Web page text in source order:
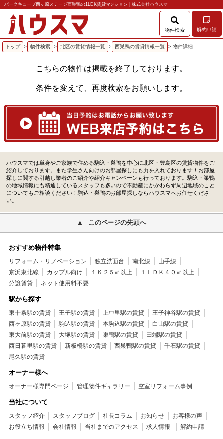
パークキューブ西ヶ原ステージ西巣鴨の1LDK賃貸マンション | 株式会社ハウスマ
物件検索 解約申請
トップ > 物件検索 > 北区の賃貸情報一覧 > 西巣鴨の賃貸情報一覧 > 物件詳細
こちらの物件は掲載を終了しております。
条件を変えて、再度検索をお願いします。
ハウスマでは単身やご家族で住める駒込・巣鴨を中心に北区・豊島区の賃貸物件をご
紹介しております。また学生さん向けのお部屋探しにも力を入れております！お部屋
探しに関する引越し業者のご紹介や紹介キャンペーンも行っております。駒込・巣鴨
の地域情報にも精通しているスタッフも多いので不動産にかかわらず周辺地域のこと
についてもご相談ください！駒込・巣鴨のお部屋探しならハウスマへお任せくださ
い。
このページの先頭へ
おすすめ物件特集
リフォーム・リノベーション 独立洗面台 南北線
山手線
京浜東北線
カップル向け １Ｋ２５㎡以上
１ＬＤＫ４０㎡以上
分譲賃貸
ネット使用料不要
駅から探す
東十条駅の賃貸 王子駅の賃貸 上中里駅の賃貸
王子神谷駅の賃貸
西ヶ原駅の賃貸
駒込駅の賃貸 本駒込駅の賃貸
白山駅の賃貸
東大前駅の賃貸
大塚駅の賃貸 巣鴨駅の賃貸
田端駅の賃貸
西日暮里駅の賃貸
新板橋駅の賃貸 西巣鴨駅の賃貸
千石駅の賃貸
尾久駅の賃貸
オーナー様へ
オーナー様専門ページ 管理物件ギャラリー 空室リフォーム事例
当社について
スタッフ紹介 スタッフブログ 社長コラム お知らせ
お客様の声
お役立ち情報
会社情報 当社までのアクセス 求人情報 解約申請